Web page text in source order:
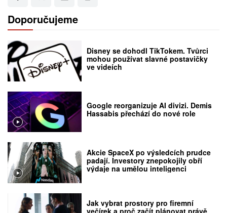
Doporučujeme
Disney se dohodl TikTokem. Tvůrci
mohou používat slavné postavičky
ve videích
Google reorganizuje AI divizi. Demis
Hassabis přechází do nové role
Akcie SpaceX po výsledcích prudce
padají. Investory znepokojily obří
výdaje na umělou inteligenci
Jak vybrat prostory pro firemní
večírek a proč začít plánovat právě